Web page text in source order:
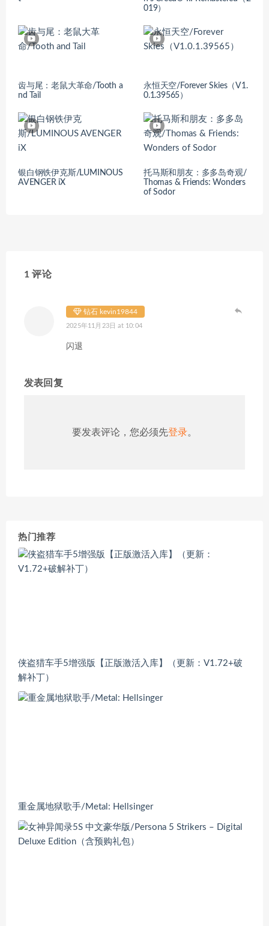
019）
齿与尾：老鼠大革命/Tooth a
nd Tail
永恒天空/Forever Skies（V1.
0.1.39565）
银白钢铁伊克斯/LUMINOUS
AVENGER iX
托马斯和朋友：多多岛奇观/
Thomas & Friends: Wonders
of Sodor
1 评论
钻石 kevin19844
2025年11月23日 at 10:04
闪退
发表回复
要发表评论，您必须先登录。
热门推荐
侠盗猎车手5增强版【正版激活入库】（更新：V1.72+破
解补丁）
重金属地狱歌手/Metal: Hellsinger